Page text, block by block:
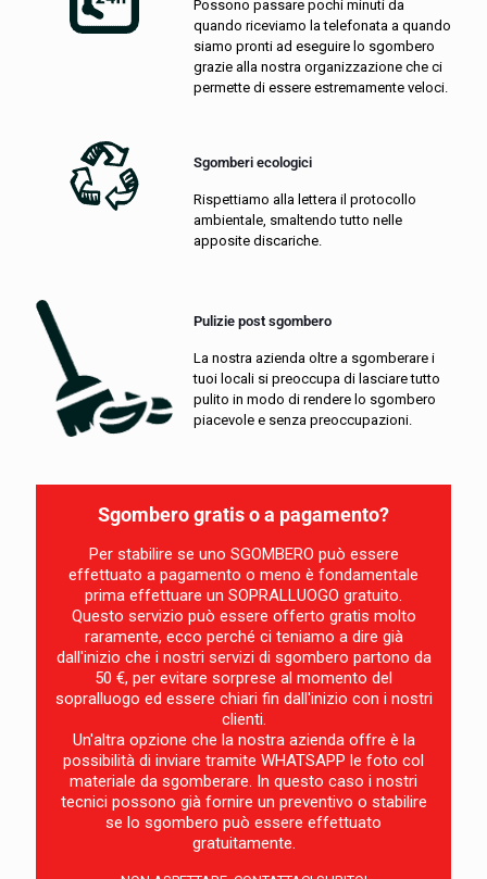
Possono passare pochi minuti da
quando riceviamo la telefonata a quando
siamo pronti ad eseguire lo sgombero
grazie alla nostra organizzazione che ci
permette di essere estremamente veloci.
Sgomberi ecologici
Rispettiamo alla lettera il protocollo
ambientale, smaltendo tutto nelle
apposite discariche.
Pulizie post sgombero
La nostra azienda oltre a sgomberare i
tuoi locali si preoccupa di lasciare tutto
pulito in modo di rendere lo sgombero
piacevole e senza preoccupazioni.
Sgombero gratis o a pagamento?
Per stabilire se uno SGOMBERO può essere
effettuato a pagamento o meno è fondamentale
prima effettuare un SOPRALLUOGO gratuito.
Questo servizio può essere offerto gratis molto
raramente, ecco perché ci teniamo a dire già
dall'inizio che i nostri servizi di sgombero partono da
50 €, per evitare sorprese al momento del
sopralluogo ed essere chiari fin dall'inizio con i nostri
clienti.
Un'altra opzione che la nostra azienda offre è la
possibilità di inviare tramite WHATSAPP le foto col
materiale da sgomberare. In questo caso i nostri
tecnici possono già fornire un preventivo o stabilire
se lo sgombero può essere effettuato
gratuitamente.